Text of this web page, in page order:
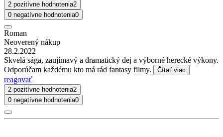
2 pozitívne hodnotenia2
0 negatívne hodnotenia0
Roman
Neoverený nákup
28.2.2022
Skvelá sága, zaujímavý a dramatický dej a výborné herecké výkony.
Odporúčam každému kto má rád fantasy filmy.
Čítať viac
reagovať
2 pozitívne hodnotenia2
0 negatívne hodnotenia0